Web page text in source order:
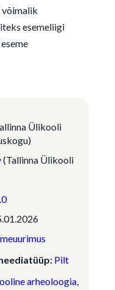
esemeliigi
Ülikooli
(Tallinna Ülikooli
Pilt
arheoloogia,